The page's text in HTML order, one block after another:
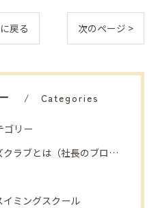
戻る 次のページ >
Categories
ゴリー
ラブとは（社長のブログ）
イミングスクール